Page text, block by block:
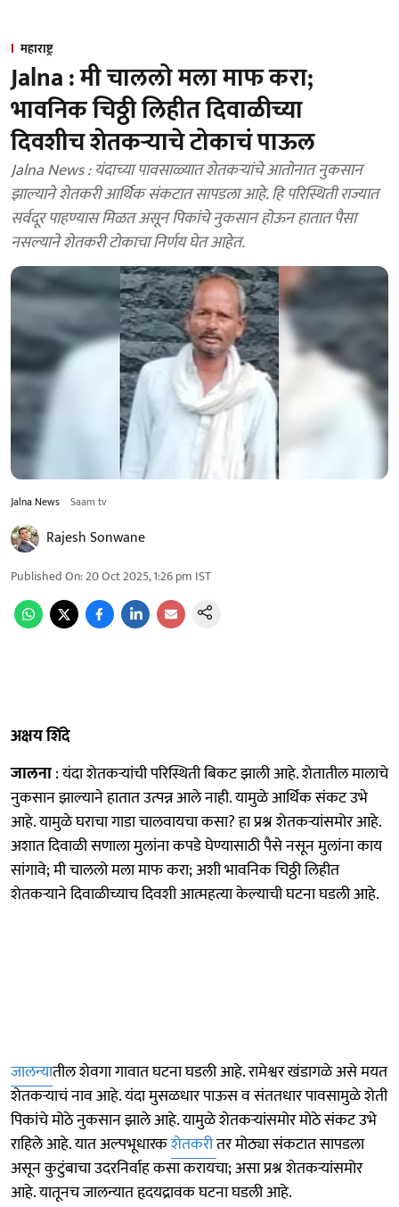
महाराष्ट्र
Jalna : मी चाललो मला माफ करा;
भावनिक चिठ्ठी लिहीत दिवाळीच्या
दिवशीच शेतकऱ्याचे टोकाचं पाऊल
Jalna News : यंदाच्या पावसाळ्यात शेतकऱ्यांचे आतोनात नुकसान
झाल्याने शेतकरी आर्थिक संकटात सापडला आहे. हि परिस्थिती राज्यात
सर्वदूर पाहण्यास मिळत असून पिकांचे नुकसान होऊन हातात पैसा
नसल्याने शेतकरी टोकाचा निर्णय घेत आहेत.
Jalna News Saam tv
Rajesh Sonwane
Published On:20 Oct 2025, 1:26 pm IST
अक्षय शिंदे
जालना: यंदा शेतकऱ्यांची परिस्थिती बिकट झाली आहे. शेतातील मालाचे
नुकसान झाल्याने हातात उत्पन्न आले नाही. यामुळे आर्थिक संकट उभे
आहे. यामुळे घराचा गाडा चालवायचा कसा? हा प्रश्न शेतकऱ्यांसमोर आहे.
अशात दिवाळी सणाला मुलांना कपडे घेण्यासाठी पैसे नसून मुलांना काय
सांगावे; मी चाललो मला माफ करा; अशी भावनिक चिठ्ठी लिहीत
शेतकऱ्याने दिवाळीच्याच दिवशी आत्महत्या केल्याची घटना घडली आहे.
जालन्यातील शेवगा गावात घटना घडली आहे. रामेश्वर खंडागळे असे मयत
शेतकऱ्याचं नाव आहे. यंदा मुसळधार पाऊस व संततधार पावसामुळे शेती
पिकांचे मोठे नुकसान झाले आहे. यामुळे शेतकऱ्यांसमोर मोठे संकट उभे
राहिले आहे. यात अल्पभूधारकशेतकरीतर मोठ्या संकटात सापडला
असून कुटुंबाचा उदरनिर्वाह कसा करायचा; असा प्रश्न शेतकऱ्यांसमोर
आहे. यातूनच जालन्यात हृदयद्रावक घटना घडली आहे.